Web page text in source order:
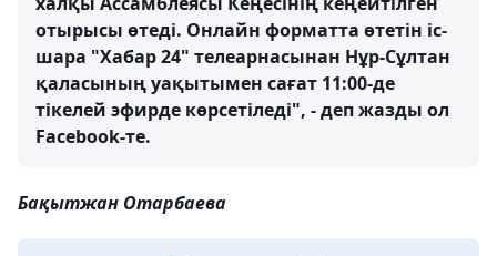
отырысы өтеді. Онлайн форматта өтетін іс-
шара "Хабар 24" телеарнасынан Нұр-Сұлтан
қаласының уақытымен сағат 11:00-де
тікелей эфирде көрсетіледі", - деп жазды ол
Facebook-те.
Бақытжан Отарбаева